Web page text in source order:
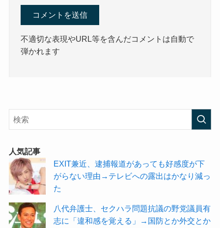
不適切な表現やURL等を含んだコメントは自動で
弾かれます
人気記事
EXIT兼近、逮捕報道があっても好感度が下
がらない理由→テレビへの露出はかなり減っ
た
八代弁護士、セクハラ問題抗議の野党議員有
志に「違和感を覚える」→国防とか外交とか